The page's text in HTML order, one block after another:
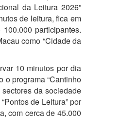
da Leitura 2026”
de leitura, fica em
participantes.
como “Cidade da
10 minutos por dia
o programa “Cantinho
da sociedade
de Leitura” por
com cerca de 45.000